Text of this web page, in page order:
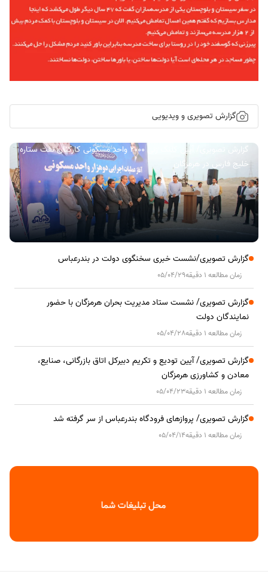
گزارش تصویری و ویدیویی
گزارش تصویری/ آیین کلنگ زنی ۲۰۰۰ واحد مسکونی کارکنان نفت ستاره
خلیج فارس در هرمزگان
گزارش تصویری/نشست خبری سخنگوی دولت در بندرعباس
زمان مطالعه 1 دقیقه 05/04/29
گزارش تصویری/ نشست ستاد مدیریت بحران هرمزگان با حضور
نمایندگان دولت
زمان مطالعه 1 دقیقه 05/04/28
گزارش تصویری/ آیین تودیع و تکریم دبیرکل اتاق بازرگانی، صنایع،
معادن و کشاورزی هرمزگان
زمان مطالعه 1 دقیقه 05/04/23
گزارش تصویری/ پروازهای فرودگاه بندرعباس از سر گرفته شد
زمان مطالعه 1 دقیقه 05/04/14